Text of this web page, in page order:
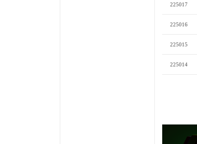
225017
225016
225015
225014